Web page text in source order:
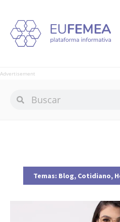
Advertisement
Temas: Blog, Cotidiano,